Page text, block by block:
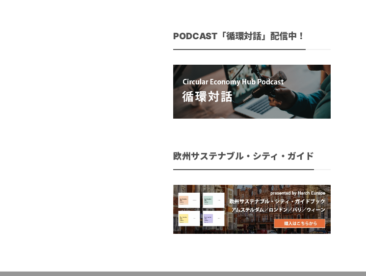
PODCAST「循環対話」配信中！
欧州サステナブル・シティ・ガイド